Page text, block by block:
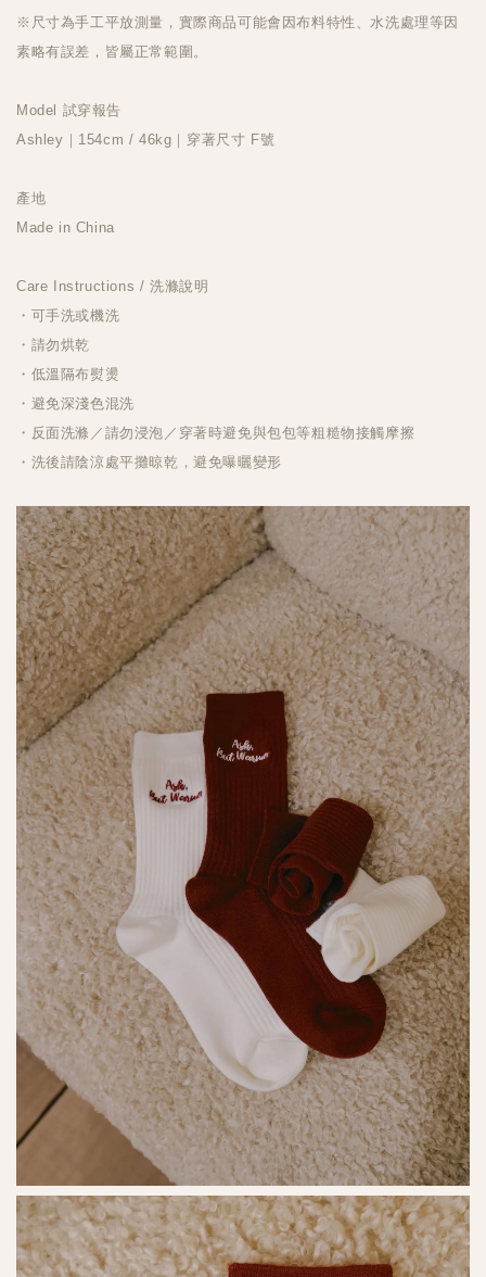
※尺寸為手工平放測量，實際商品可能會因布料特性、水洗處理等因
素略有誤差，皆屬正常範圍。
Model 試穿報告
Ashley｜154cm / 46kg｜穿著尺寸 F號
產地
Made in China
Care Instructions / 洗滌說明
・可手洗或機洗
・請勿烘乾
・低溫隔布熨燙
・避免深淺色混洗
・反面洗滌／請勿浸泡／穿著時避免與包包等粗糙物接觸摩擦
・洗後請陰涼處平攤晾乾，避免曝曬變形